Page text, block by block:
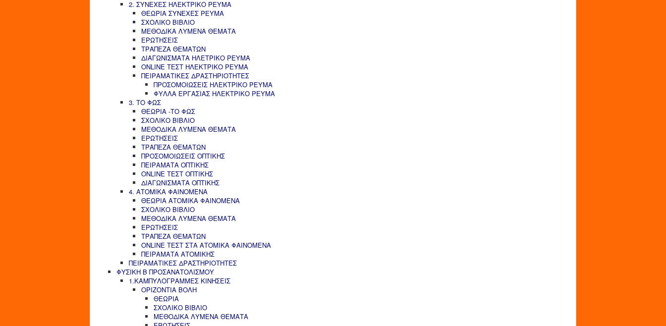
2. ΣΥΝΕΧΕΣ ΗΛΕΚΤΡΙΚΟ ΡΕΥΜΑ
ΘΕΩΡΙΑ ΣΥΝΕΧΕΣ ΡΕΥΜΑ
ΣΧΟΛΙΚΟ ΒΙΒΛΙΟ
ΜΕΘΟΔΙΚΑ ΛΥΜΕΝΑ ΘΕΜΑΤΑ
ΕΡΩΤΗΣΕΙΣ
ΤΡΑΠΕΖΑ ΘΕΜΑΤΩΝ
ΔΙΑΓΩΝΙΣΜΑΤΑ ΗΛΕΤΡΙΚΟ ΡΕΥΜΑ
ONLINE ΤΕΣΤ ΗΛΕΚΤΡΙΚΟ ΡΕΥΜΑ
ΠΕΙΡΑΜΑΤΙΚΕΣ ΔΡΑΣΤΗΡΙΟΤΗΤΕΣ
ΠΡΟΣΟΜΟΙΩΣΕΙΣ ΗΛΕΚΤΡΙΚΟ ΡΕΥΜΑ
ΦΥΛΛΑ ΕΡΓΑΣΙΑΣ ΗΛΕΚΤΡΙΚΟ ΡΕΥΜΑ
3. ΤΟ ΦΩΣ
ΘΕΩΡΙΑ -ΤΟ ΦΩΣ
ΣΧΟΛΙΚΟ ΒΙΒΛΙΟ
ΜΕΘΟΔΙΚΑ ΛΥΜΕΝΑ ΘΕΜΑΤΑ
ΕΡΩΤΗΣΕΙΣ
ΤΡΑΠΕΖΑ ΘΕΜΑΤΩΝ
ΠΡΟΣΟΜΟΙΩΣΕΙΣ ΟΠΤΙΚΗΣ
ΠΕΙΡΑΜΑΤΑ ΟΠΤΙΚΗΣ
ONLINE ΤΕΣΤ ΟΠΤΙΚΗΣ
ΔΙΑΓΩΝΙΣΜΑΤΑ ΟΠΤΙΚΗΣ
4. ΑΤΟΜΙΚΑ ΦΑΙΝΟΜΕΝΑ
ΘΕΩΡΙΑ ΑΤΟΜΙΚΑ ΦΑΙΝΟΜΕΝΑ
ΣΧΟΛΙΚΟ ΒΙΒΛΙΟ
ΜΕΘΟΔΙΚΑ ΛΥΜΕΝΑ ΘΕΜΑΤΑ
ΕΡΩΤΗΣΕΙΣ
ΤΡΑΠΕΖΑ ΘΕΜΑΤΩΝ
ONLINE ΤΕΣΤ ΣΤΑ ΑΤΟΜΙΚΑ ΦΑΙΝΟΜΕΝΑ
ΠΕΙΡΑΜΑΤΑ ΑΤΟΜΙΚΗΣ
ΠΕΙΡΑΜΑΤΙΚΕΣ ΔΡΑΣΤΗΡΙΟΤΗΤΕΣ
ΦΥΣΙΚΗ Β ΠΡΟΣΑΝΑΤΟΛΙΣΜΟΥ
1.ΚΑΜΠΥΛΟΓΡΑΜΜΕΣ ΚΙΝΗΣΕΙΣ
ΟΡΙΖΟΝΤΙΑ ΒΟΛΗ
ΘΕΩΡΙΑ
ΣΧΟΛΙΚΟ ΒΙΒΛΙΟ
ΜΕΘΟΔΙΚΑ ΛΥΜΕΝΑ ΘΕΜΑΤΑ